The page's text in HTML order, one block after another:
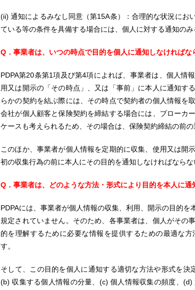
(ii) 通知によるみなし同意（第15A条）：合理的な状況にお
ている等の条件を具備する場合には、個人に対する通知の
Q．事業者は、いつの時点で目的を個人に通知しなければな
PDPA第20条第1項及び第4項によれば、事業者は、個人情
用又は開示の「その時点」、又は「事前」に本人に通知す
らかの契約を結ぶ際には、その時点で契約者の個人情報を
会社が個人顧客と保険契約を締結する場合には、ブローカ
ケースも考えられるため、その場合は、保険契約締結の前の
このほか、事業者が個人情報を定期的に収集、使用又は開
初の収集行為の前に本人にその目的を通知しなければならな
Q．事業者は、どのような方法・形式により目的を本人に通
PDPAには、事業者が個人情報の収集、利用、開示の目的
規定されていません。そのため、各事業者は、個人がその
的を理解するために必要な情報を提供するための最適な
す。
そして、この目的を個人に通知する適切な方法や形式を決
(b) 収集する個人情報の分量、(c) 個人情報収集の頻度、